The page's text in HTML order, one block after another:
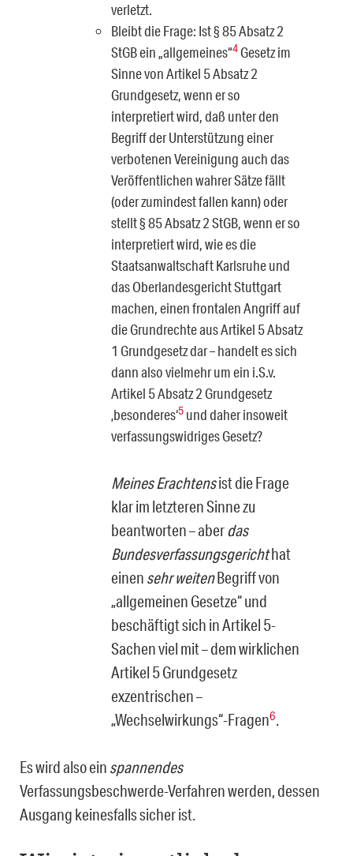
verletzt.
Bleibt die Frage: Ist § 85 Absatz 2
StGB ein „allgemeines“4Gesetz im
Sinne von Artikel 5 Absatz 2
Grundgesetz, wenn er so
interpretiert wird, daß unter den
Begriff der Unterstützung einer
verbotenen Vereinigung auch das
Veröf­fentlichen wahrer Sätze fällt
(oder zumindest fallen kann) oder
stellt § 85 Ab­satz 2 StGB, wenn er so
interpretiert wird, wie es die
Staatsanwaltschaft Karlsruhe und
das Oberlandesgericht Stuttgart
machen, einen frontalen An­griff auf
die Grundrechte aus Artikel 5 Absatz
1 Grundgesetz dar – handelt es sich
dann also vielmehr um ein i.S.v.
Artikel 5 Absatz 2 Grundgesetz
‚beson­deres‘5 und daher insoweit
verfassungswidriges Gesetz?
Meines Erachtensist die Frage
klar im letzteren Sinne zu
beantworten – aberdas
Bundesverfassungsgerichthat
einen sehr weitenBegriff von
„allgemei­nen Gesetze“ und
beschäftigt sich in Artikel 5-
Sachen viel mit – dem wirkli­chen
Artikel 5 Grundgesetz
exzentrischen –
„Wechselwirkungs“-Fragen6.
Es wird also ein spannendes
Verfassungsbeschwerde-Verfahren werden, dessen
Aus­gang keinesfalls sicher ist.